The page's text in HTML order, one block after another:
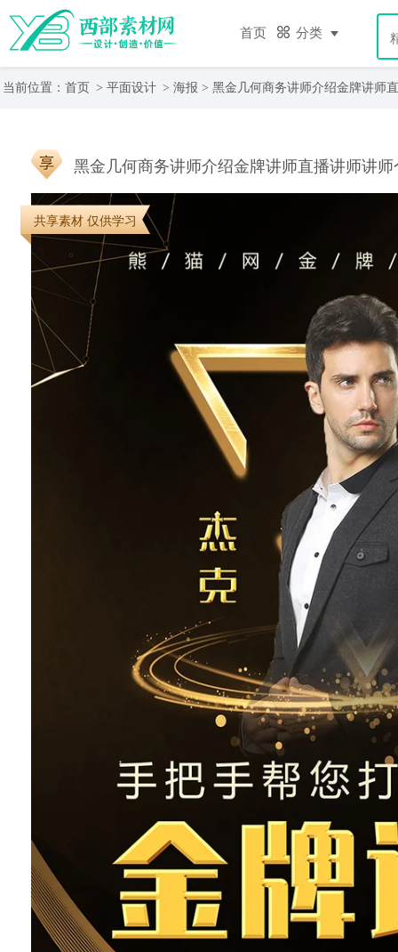
首页 分类
当前位置： 首页 > 平面设计 > 海报 > 黑金几何商务讲师介绍金牌讲师
共享素材 仅供学习